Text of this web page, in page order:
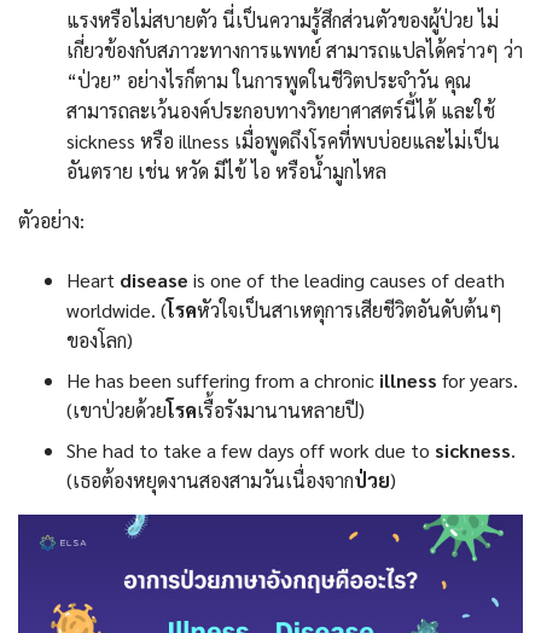
แรงหรือไม่สบายตัว นี่เป็นความรู้สึกส่วนตัวของผู้ป่วย ไม่
เกี่ยวข้องกับสภาวะทางการแพทย์ สามารถแปลได้คร่าวๆ ว่า
“ป่วย” อย่างไรก็ตาม ในการพูดในชีวิตประจำวัน คุณ
สามารถละเว้นองค์ประกอบทางวิทยาศาสตร์นี้ได้ และใช้
sickness หรือ illness เมื่อพูดถึงโรคที่พบบ่อยและไม่เป็น
อันตราย เช่น หวัด มีไข้ ไอ หรือน้ำมูกไหล
ตัวอย่าง:
Heart disease is one of the leading causes of death
worldwide. (โรคหัวใจเป็นสาเหตุการเสียชีวิตอันดับต้นๆ
ของโลก)
He has been suffering from a chronic illness for years.
(เขาป่วยด้วยโรคเรื้อรังมานานหลายปี)
She had to take a few days off work due to sickness.
(เธอต้องหยุดงานสองสามวันเนื่องจากป่วย)